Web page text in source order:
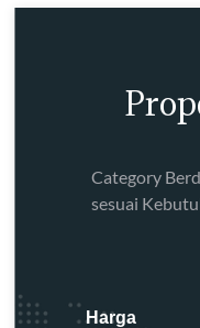
Category
sesuai
Harga